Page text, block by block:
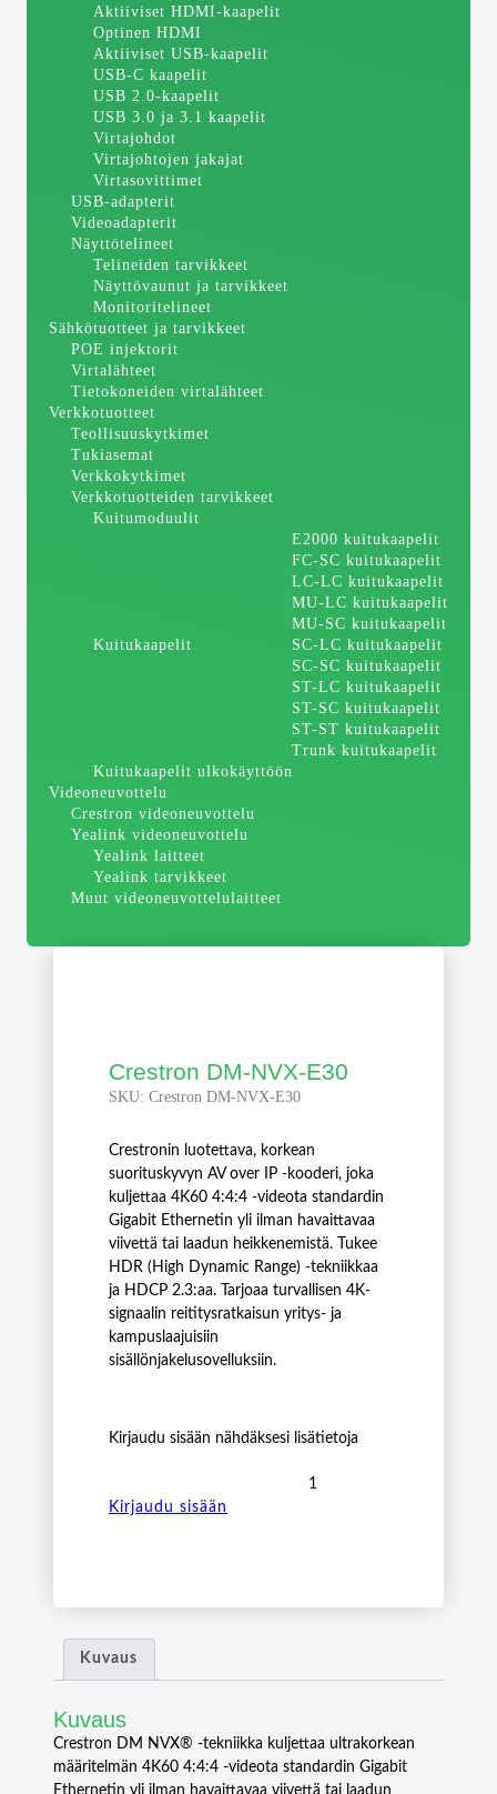
Aktiiviset HDMI-kaapelit
Optinen HDMI
Aktiiviset USB-kaapelit
USB-C kaapelit
USB 2.0-kaapelit
USB 3.0 ja 3.1 kaapelit
Virtajohdot
Virtajohtojen jakajat
Virtasovittimet
USB-adapterit
Videoadapterit
Näyttötelineet
Telineiden tarvikkeet
Näyttövaunut ja tarvikkeet
Monitoritelineet
Sähkötuotteet ja tarvikkeet
POE injektorit
Virtalähteet
Tietokoneiden virtalähteet
Verkkotuotteet
Teollisuuskytkimet
Tukiasemat
Verkkokytkimet
Verkkotuotteiden tarvikkeet
Kuitumoduulit
Kuitukaapelit
E2000 kuitukaapelit
FC-SC kuitukaapelit
LC-LC kuitukaapelit
MU-LC kuitukaapelit
MU-SC kuitukaapelit
SC-LC kuitukaapelit
SC-SC kuitukaapelit
ST-LC kuitukaapelit
ST-SC kuitukaapelit
ST-ST kuitukaapelit
Trunk kuitukaapelit
Kuitukaapelit ulkokäyttöön
Videoneuvottelu
Crestron videoneuvottelu
Yealink videoneuvottelu
Yealink laitteet
Yealink tarvikkeet
Muut videoneuvottelulaitteet
Crestron DM-NVX-E30
SKU: Crestron DM-NVX-E30
Crestronin luotettava, korkean
suorituskyvyn AV over IP -kooderi, joka
kuljettaa 4K60 4:4:4 -videota standardin
Gigabit Ethernetin yli ilman havaittavaa
viivettä tai laadun heikkenemistä. Tukee
HDR (High Dynamic Range) -tekniikkaa
ja HDCP 2.3:aa. Tarjoaa turvallisen 4K-
signaalin reititysratkaisun yritys- ja
kampuslaajuisiin
sisällönjakelusovelluksiin.
Kirjaudu sisään nähdäksesi lisätietoja
N
V
X
Kirjaudu sisään
Kuvaus
Kuvaus
Crestron DM NVX® -tekniikka kuljettaa ultrakorkean
määritelmän 4K60 4:4:4 -videota standardin Gigabit
Ethernetin yli ilman havaittavaa viivettä tai laadun